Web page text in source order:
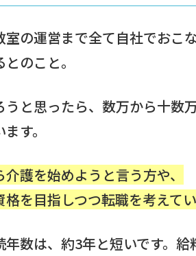
の運営まで全て自社でおこ
のこと。
うと思ったら、数万から十数
す。
護を始めようと言う方や、
を目指しつつ転職を考えて
数は、約3年と短いです。